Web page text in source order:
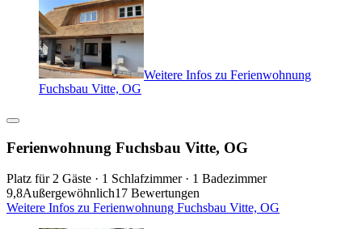
Weitere Infos zu Ferienwohnung
Fuchsbau Vitte, OG
Ferienwohnung Fuchsbau Vitte, OG
Platz für 2 Gäste · 1 Schlafzimmer · 1 Badezimmer
9,8Außergewöhnlich17 Bewertungen
Weitere Infos zu Ferienwohnung Fuchsbau Vitte, OG